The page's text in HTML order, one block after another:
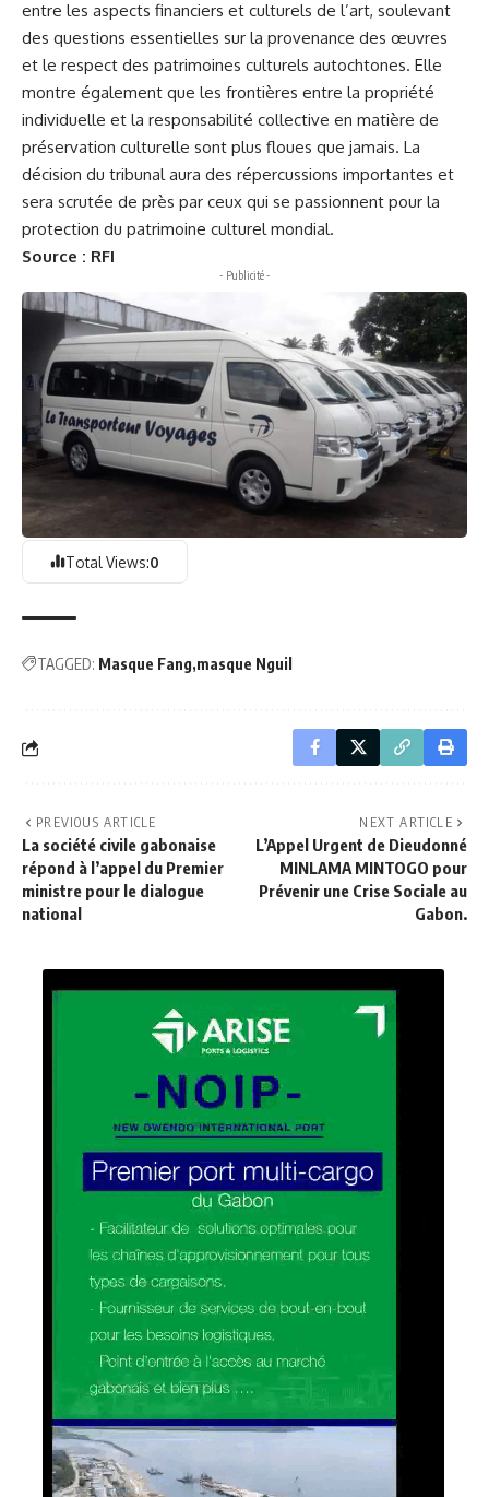
entre les aspects financiers et culturels de l’art, soulevant
des questions essentielles sur la provenance des œuvres
et le respect des patrimoines culturels autochtones. Elle
montre également que les frontières entre la propriété
individuelle et la responsabilité collective en matière de
préservation culturelle sont plus floues que jamais. La
décision du tribunal aura des répercussions importantes et
sera scrutée de près par ceux qui se passionnent pour la
protection du patrimoine culturel mondial.
Source : RFI
- Publicité -
Total Views:0
TAGGED: Masque Fang masque Nguil
PREVIOUS ARTICLE
La société civile gabonaise
répond à l’appel du Premier
ministre pour le dialogue
national
NEXT ARTICLE
L’Appel Urgent de Dieudonné
MINLAMA MINTOGO pour
Prévenir une Crise Sociale au
Gabon.